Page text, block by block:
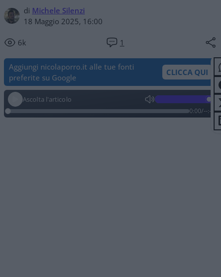
di Michele Silenzi
18 Maggio 2025, 16:00
6k 1
Aggiungi nicolaporro.it alle tue fonti
preferite su Google
CLICCA QUI
Ascolta l'articolo
0:00/--:--